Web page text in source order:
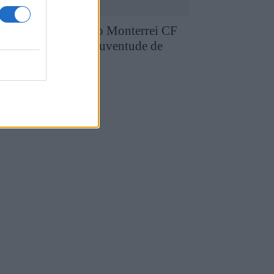
Silva reforça o Monterrei CF
três épocas no Juventude de